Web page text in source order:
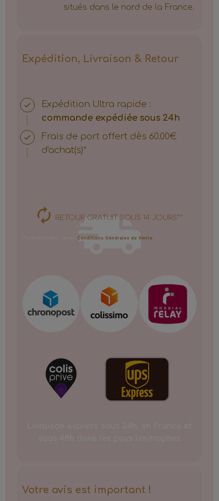
situés dans le nord de la France.
Expédition, Livraison & Retour
Expédition Ultra rapide :
commande expédiée sous 24h
Frais de port offert dès 60.00€
d'achat(s)*
RETOUR GRATUIT SOUS 14 JOURS**
Conditions Générales de Vente
Votre avis est important !